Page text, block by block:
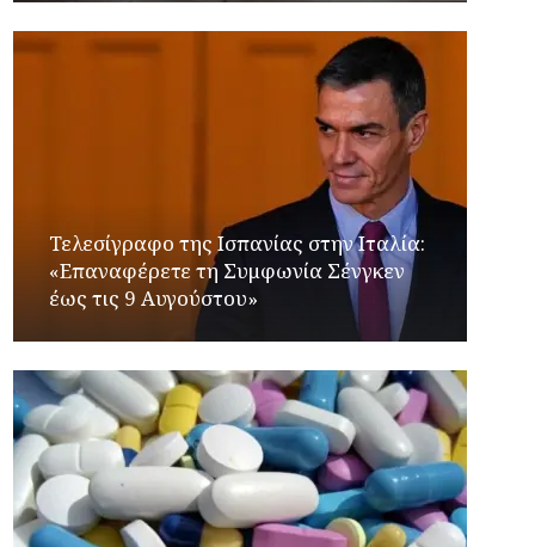
Τελεσίγραφο της Ισπανίας στην Ιταλία:
«Επαναφέρετε τη Συμφωνία Σένγκεν
έως τις 9 Αυγούστου»